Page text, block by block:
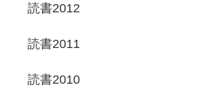
読書2012
読書2011
読書2010